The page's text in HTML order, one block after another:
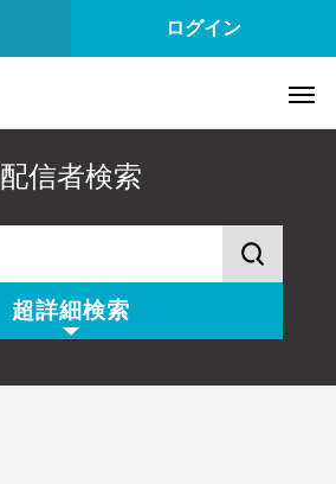
ログイン
配信者検索
超詳細検索